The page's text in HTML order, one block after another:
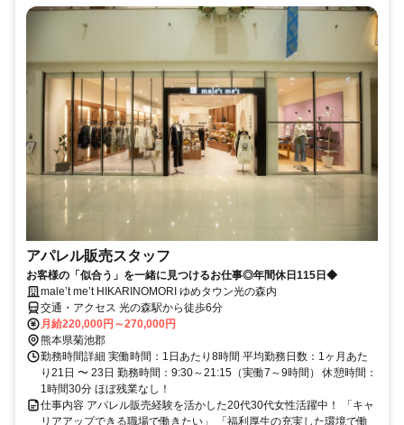
アパレル販売スタッフ
お客様の「似合う」を一緒に見つけるお仕事◎年間休日115日◆
male’t me’t HIKARINOMORI ゆめタウン光の森内
交通・アクセス 光の森駅から徒歩6分
月給220,000円～270,000円
熊本県菊池郡
勤務時間詳細 実働時間：1日あたり8時間 平均勤務日数：1ヶ月あた
り21日 〜 23日 勤務時間：9:30～21:15（実働7～9時間） 休憩時間：
1時間30分 ほぼ残業なし！
仕事内容 アパレル販売経験を活かした20代30代女性活躍中！ 「キャ
リアアップできる職場で働きたい」 「福利厚生の充実した環境で働